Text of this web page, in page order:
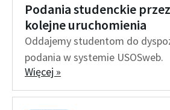
Podania studenckie
kolejne uruchomienia
Oddajemy studentom do
podania w systemie USOSweb.
Więcej »